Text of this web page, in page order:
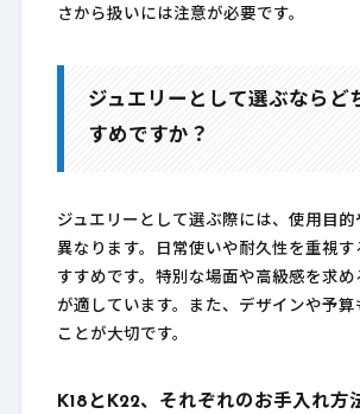
さから扱いには注意が必要です。
ジュエリーとして選ぶならど
すめですか？
ジュエリーとして選ぶ際には、使用目的
異なります。日常使いや耐久性を重視す
すすめです。特別な場面や高級感を求め
が適しています。また、デザインや予算
ことが大切です。
K18とK22、それぞれのお手入れ方